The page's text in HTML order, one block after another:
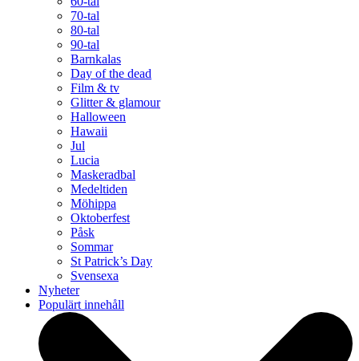
70-tal
80-tal
90-tal
Barnkalas
Day of the dead
Film & tv
Glitter & glamour
Halloween
Hawaii
Jul
Lucia
Maskeradbal
Medeltiden
Möhippa
Oktoberfest
Påsk
Sommar
St Patrick’s Day
Svensexa
Nyheter
Populärt innehåll